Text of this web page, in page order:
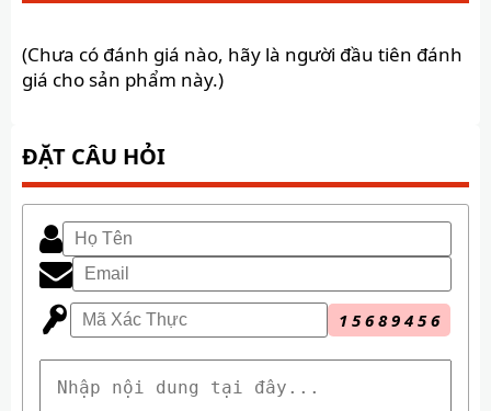
(Chưa có đánh giá nào, hãy là người đầu tiên đánh
giá cho sản phẩm này.)
ĐẶT CÂU HỎI
1 5 6 8 9 4 5 6